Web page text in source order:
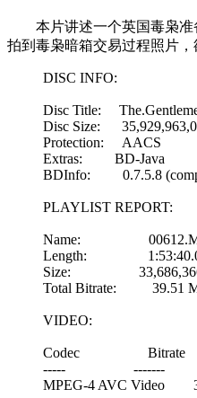
本片讲述一个英国毒枭准备
拍到毒枭暗箱交易过程照片，
DISC INFO:
Disc Title:
Disc Size:
Protection: AACS
Extras: BD-Java
BDInfo: 0.7.5.8
PLAYLIST REPORT:
Name:
Length:
Size:
Total Bitrate: 39.51
VIDEO:
Codec Bitrate
----- -------
MPEG-4 AVC Video